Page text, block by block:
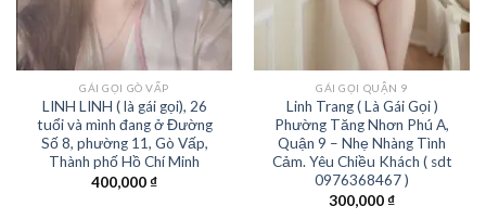
GÁI GỌI GÒ VẤP
LINH LINH ( là gái gọi), 26
tuổi và mình đang ở Đường
Số 8, phường 11, Gò Vấp,
Thành phố Hồ Chí Minh
400,000₫
GÁI GỌI QUẬN 9
Linh Trang ( Là Gái Gọi )
Phường Tăng Nhơn Phú A,
Quận 9 – Nhẹ Nhàng Tình
Cảm. Yêu Chiều Khách ( sdt
0976368467 )
300,000₫